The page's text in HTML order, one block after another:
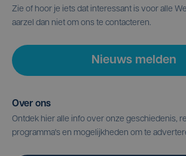
Zie of hoor je iets dat interessant is voor alle
aarzel dan niet om ons te contacteren.
Nieuws melden
Over ons
Ontdek hier alle info over onze geschiedenis,
programma's en mogelijkheden om te